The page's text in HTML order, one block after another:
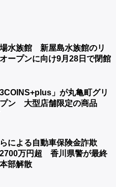
水族館 新屋島水族館のリ
ープンに向け9月28日で閉館
」が丸亀町グリ
ン 大型店舗限定の商品
による自動車保険金詐欺
万円超 香川県警が最終
部解散